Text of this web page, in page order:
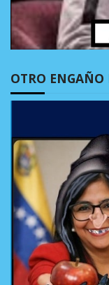
OTRO ENGAÑO